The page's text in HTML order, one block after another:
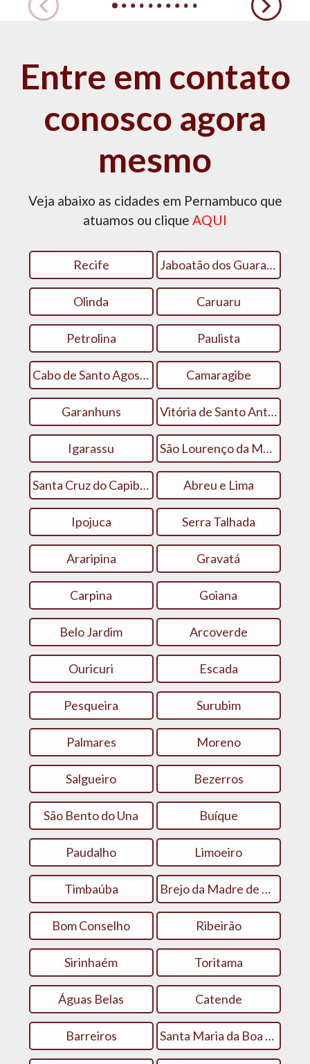
Entre em contato
conosco agora
mesmo
Veja abaixo as cidades em Pernambuco que
atuamos ou clique AQUI
Recife Jaboatão dos Guararapes
Olinda Caruaru
Petrolina Paulista
Cabo de Santo Agostinho Camaragibe
Garanhuns Vitória de Santo Antão
Igarassu São Lourenço da Mata
Santa Cruz do Capibaribe Abreu e Lima
Ipojuca Serra Talhada
Araripina Gravatá
Carpina Goiana
Belo Jardim Arcoverde
Ouricuri Escada
Pesqueira Surubim
Palmares Moreno
Salgueiro Bezerros
São Bento do Una Buíque
Paudalho Limoeiro
Timbaúba Brejo da Madre de Deus
Bom Conselho Ribeirão
Sirinhaém Toritama
Águas Belas Catende
Barreiros Santa Maria da Boa Vista